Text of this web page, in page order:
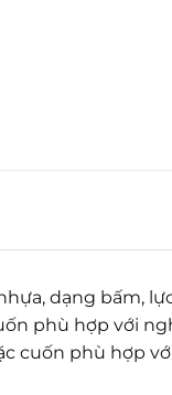
dạng bấm,
phù hợp với
cuốn phù hợp